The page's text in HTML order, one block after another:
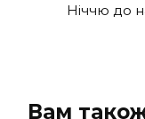
Ніччю до
Вам